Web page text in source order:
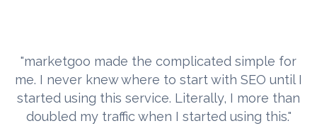
"marketgoo made the complicated simple for
me. I never knew where to start with SEO until I
started using this service. Literally, I more than
doubled my traffic when I started using this."